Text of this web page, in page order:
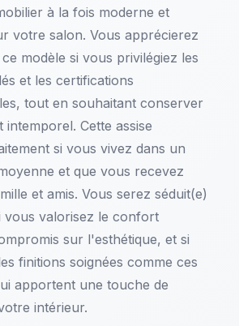
à la fois moderne et
votre salon. Vous apprécierez
modèle si vous privilégiez les
et les certifications
tout en souhaitant conserver
Cette assise
si vous vivez dans un
et que vous recevez
et amis. Vous serez séduit(e)
vous valorisez le confort
sur l'esthétique, et si
finitions soignées comme ces
apportent une touche de
intérieur.